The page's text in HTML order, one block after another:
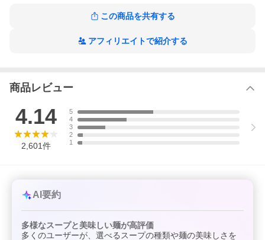
・メール便商品は全国送料無料！離島もOK「※注意！代引不可」
「PayPay ポイント消化 ペイペイ 商品券利用 お試し商品 サ
ンプル プレゼント 母の日父の日贈答ギフト 通販宅配 訳あ
この商品を共有する
アフィリエイトで紹介する
商品レビュー
4.14
2,601件
5
4
3
2
1
AI要約
多様なスープと美味しい麺が高評価
多くのユーザーが、選べるスープの種類や麺の美味しさを